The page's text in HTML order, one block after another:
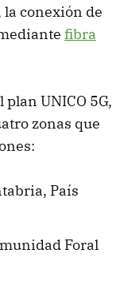
conexión de
fibra
UNICO 5G,
zonas que
País
Foral